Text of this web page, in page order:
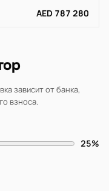
AED 787 280
зависит от банка,
взноса.
25%